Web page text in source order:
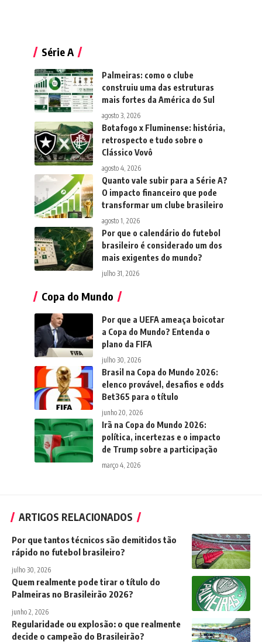
Série A
Palmeiras: como o clube
construiu uma das estruturas
mais fortes da América do Sul
agosto 3, 2026
Botafogo x Fluminense: história,
retrospecto e tudo sobre o
Clássico Vovô
agosto 4, 2026
Quanto vale subir para a Série A?
O impacto financeiro que pode
transformar um clube brasileiro
agosto 1, 2026
Por que o calendário do futebol
brasileiro é considerado um dos
mais exigentes do mundo?
julho 31, 2026
Copa do Mundo
Por que a UEFA ameaça boicotar
a Copa do Mundo? Entenda o
plano da FIFA
julho 30, 2026
Brasil na Copa do Mundo 2026:
elenco provável, desafios e odds
Bet365 para o título
junho 20, 2026
Irã na Copa do Mundo 2026:
política, incertezas e o impacto
de Trump sobre a participação
março 4, 2026
ARTIGOS RELACIONADOS
Por que tantos técnicos são demitidos tão
rápido no futebol brasileiro?
julho 30, 2026
Quem realmente pode tirar o título do
Palmeiras no Brasileirão 2026?
junho 2, 2026
Regularidade ou explosão: o que realmente
decide o campeão do Brasileirão?